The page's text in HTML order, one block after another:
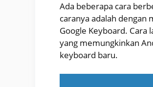
Ada beberapa cara
caranya adalah
Google Keyboard. Cara
yang memungkinkan
keyboard baru.